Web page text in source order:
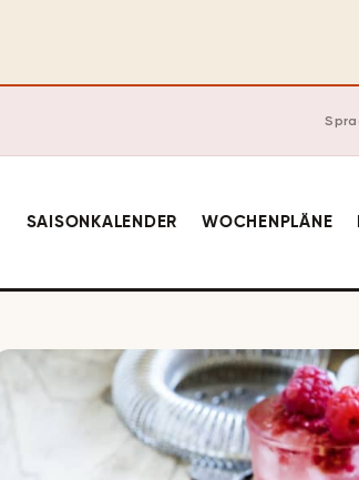
SAISONKALENDER WOCHENPLÄNE